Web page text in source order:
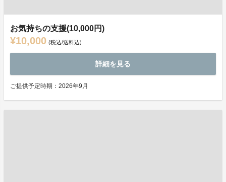
お気持ちの支援(10,000円)
¥10,000 (税込/送料込)
詳細を見る
ご提供予定時期：2026年9月